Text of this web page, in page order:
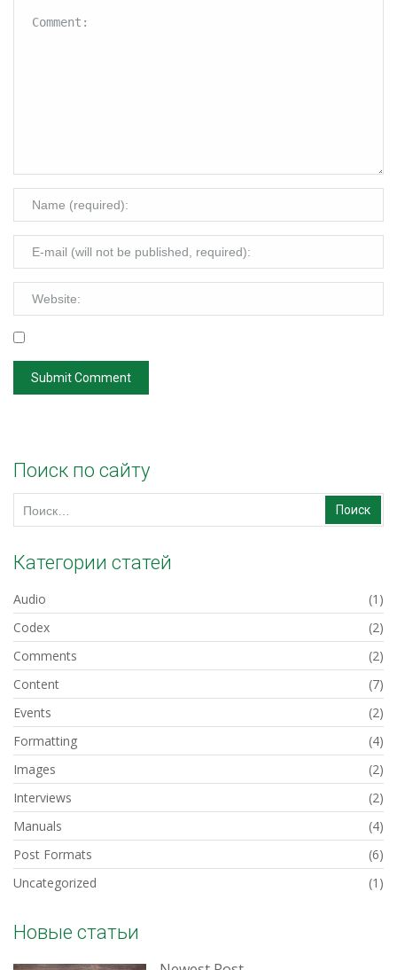
Поиск по сайту
Категории статей
Audio
(1)
Codex
(2)
Comments
(2)
Content
(7)
Events
(2)
Formatting
(4)
Images
(2)
Interviews
(2)
Manuals
(4)
Post Formats
(6)
Uncategorized
(1)
Новые статьи